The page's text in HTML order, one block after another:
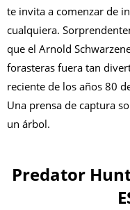
te invita a comenzar de
cualquiera.
que el Arnold
forasteras fuera tan
reciente de los años 80
Una prensa de captura
un árbol.
Predator